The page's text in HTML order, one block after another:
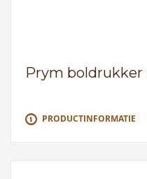
Prym boldrukker
PRODUCTINFORMATIE